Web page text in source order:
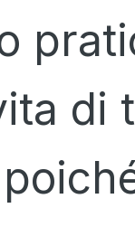
di